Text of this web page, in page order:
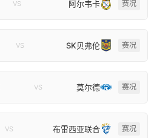
VS 阿尔韦卡 赛况
VS SK贝弗伦 赛况
VS 莫尔德 赛况
VS 布雷西亚联合 赛况